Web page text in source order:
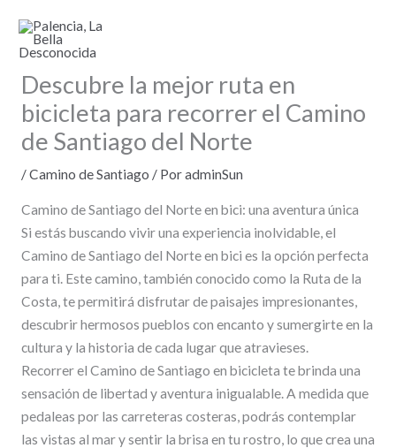
contenido
Descubre la mejor ruta en
bicicleta para recorrer el Camino
de Santiago del Norte
/Camino de Santiago / PoradminSun
Camino de Santiago del Norte en bici: una aventura única
Si estás buscando vivir una experiencia inolvidable, el
Camino de Santiago del Norte en bici es la opción perfecta
para ti. Este camino, también conocido como la Ruta de la
Costa, te permitirá disfrutar de paisajes impresionantes,
descubrir hermosos pueblos con encanto y sumergirte en la
cultura y la historia de cada lugar que atravieses.
Recorrer el Camino de Santiago en bicicleta te brinda una
sensación de libertad y aventura inigualable. A medida que
pedaleas por las carreteras costeras, podrás contemplar
las vistas al mar y sentir la brisa en tu rostro, lo que crea una